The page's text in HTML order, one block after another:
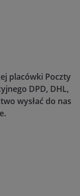
placówki Poczty
DPD, DHL,
wysłać do nas